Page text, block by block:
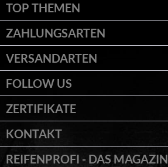
TOP THEMEN
ZAHLUNGSARTEN
VERSANDARTEN
FOLLOW US
ZERTIFIKATE
KONTAKT
REIFENPROFI - DAS MAGAZIN